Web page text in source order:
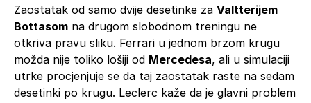
Zaostatak od samo dvije desetinke za Valtterijem
Bottasom na drugom slobodnom treningu ne
otkriva pravu sliku. Ferrari u jednom brzom krugu
možda nije toliko lošiji od Mercedesa, ali u simulaciji
utrke procjenjuje se da taj zaostatak raste na sedam
desetinki po krugu. Leclerc kaže da je glavni problem